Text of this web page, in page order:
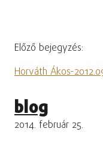
Előző bejegyzés:
Horváth Ákos-
blog
2014. február 25.